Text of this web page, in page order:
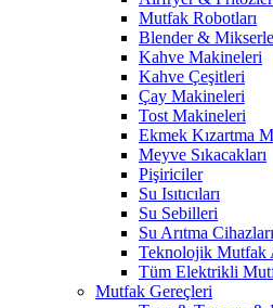
Mutfak Robotları
Blender &
Kahve Makineleri
Kahve Çeşitleri
Çay Makineleri
Tost Makineleri
Ekmek Kızartma
Meyve Sıkacakları
Pişiriciler
Su Isıtıcıları
Su Sebilleri
Su Arıtma Cihazları
Teknolojik Mutfak
Tüm Elektrikli
Mutfak Gereçleri